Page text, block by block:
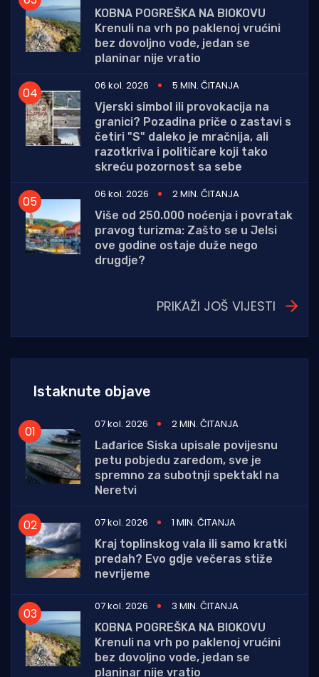
KOBNA POGREŠKA NA BIOKOVU
Krenuli na vrh po paklenoj vrućini
bez dovoljno vode, jedan se
planinar nije vratio
06 kol. 2026
5 MIN. ČITANJA
Vjerski simbol ili provokacija na
granici? Pozadina priče o zastavi s
četiri "S" daleko je mračnija, ali
razotkriva i političare koji tako
skreću pozornost sa sebe
06 kol. 2026
2 MIN. ČITANJA
Više od 250.000 noćenja i povratak
pravog turizma: Zašto se u Jelsi
ove godine ostaje duže nego
drugdje?
PRIKAŽI JOŠ VIJESTI
Istaknute objave
07 kol. 2026
2 MIN. ČITANJA
Lađarice Siska upisale povijesnu
petu pobjedu zaredom, sve je
spremno za subotnji spektakl na
Neretvi
07 kol. 2026
1 MIN. ČITANJA
Kraj toplinskog vala ili samo kratki
predah? Evo gdje večeras stiže
nevrijeme
07 kol. 2026
3 MIN. ČITANJA
KOBNA POGREŠKA NA BIOKOVU
Krenuli na vrh po paklenoj vrućini
bez dovoljno vode, jedan se
planinar nije vratio